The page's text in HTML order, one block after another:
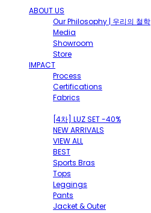
ABOUT US
Our Philosophy | 우리의 철학
Media
Showroom
Store
IMPACT
Process
Certifications
Fabrics
[4차] LUZ SET -40%
NEW ARRIVALS
VIEW ALL
BEST
Sports Bras
Tops
Leggings
Pants
Jacket & Outer